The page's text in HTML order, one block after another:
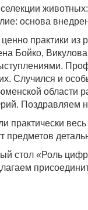
основа
практики
Бойко,
Случился и
области
Поздравляем
практически
стол «Роль